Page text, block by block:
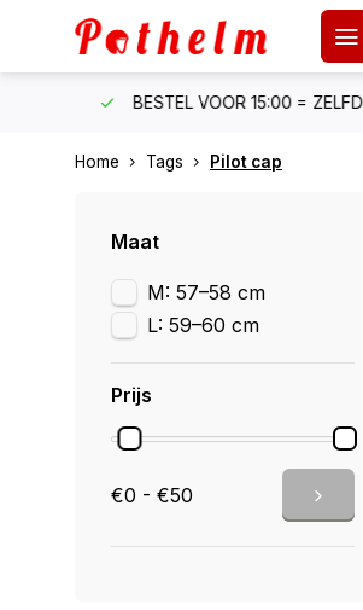
BESTEL VOOR 15:00 = ZELFDE
Home Tags Pilot cap
Maat
M: 57–58 cm
L: 59–60 cm
Prijs
€0 - €50